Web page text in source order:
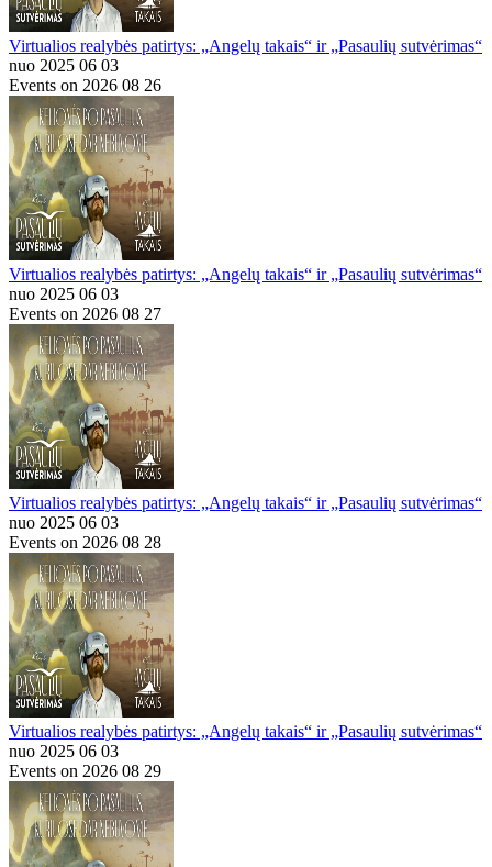
Virtualios realybės patirtys: „Angelų takais“ ir „Pasaulių sutvėrimas“
nuo 2025 06 03
Events on 2026 08 26
Virtualios realybės patirtys: „Angelų takais“ ir „Pasaulių sutvėrimas“
nuo 2025 06 03
Events on 2026 08 27
Virtualios realybės patirtys: „Angelų takais“ ir „Pasaulių sutvėrimas“
nuo 2025 06 03
Events on 2026 08 28
Virtualios realybės patirtys: „Angelų takais“ ir „Pasaulių sutvėrimas“
nuo 2025 06 03
Events on 2026 08 29